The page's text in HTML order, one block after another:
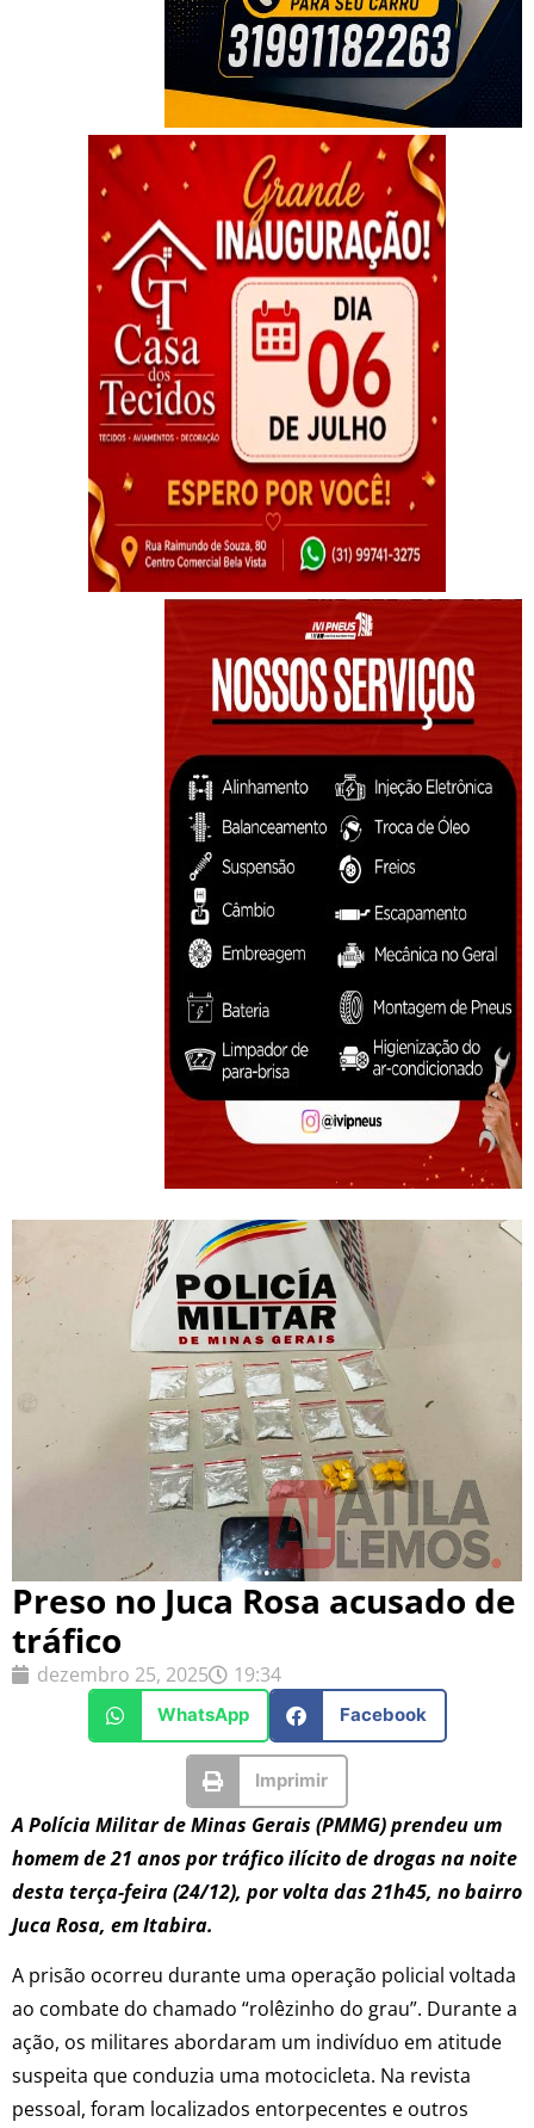
Preso no Juca Rosa acusado de
tráfico
dezembro 25, 2025 19:34
WhatsApp Facebook
Imprimir
A Polícia Militar de Minas Gerais (PMMG) prendeu um
homem de 21 anos por tráfico ilícito de drogas na noite
desta terça-feira (24/12), por volta das 21h45, no bairro
Juca Rosa, em Itabira.
A prisão ocorreu durante uma operação policial voltada
ao combate do chamado “rolêzinho do grau”. Durante a
ação, os militares abordaram um indivíduo em atitude
suspeita que conduzia uma motocicleta. Na revista
pessoal, foram localizados entorpecentes e outros